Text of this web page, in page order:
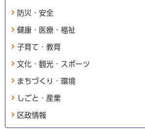
防災・安全
健康・医療・福祉
子育て・教育
文化・観光・スポーツ
まちづくり・環境
しごと・産業
区政情報